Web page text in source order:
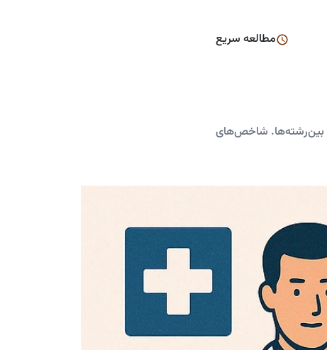
مطالعه سریع
و بین‌رشته‌ها. شاخص‌های